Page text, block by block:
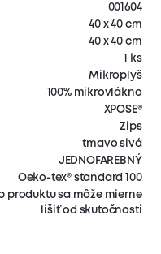
001604
40 x 40 cm
40 x 40 cm
1 ks
Mikroplyš
100% mikrovlákno
XPOSE®
Zips
tmavo sivá
JEDNOFAREBNÝ
Oeko-tex® standard 100
produktu sa môže mierne
líšiť od skutočnosti